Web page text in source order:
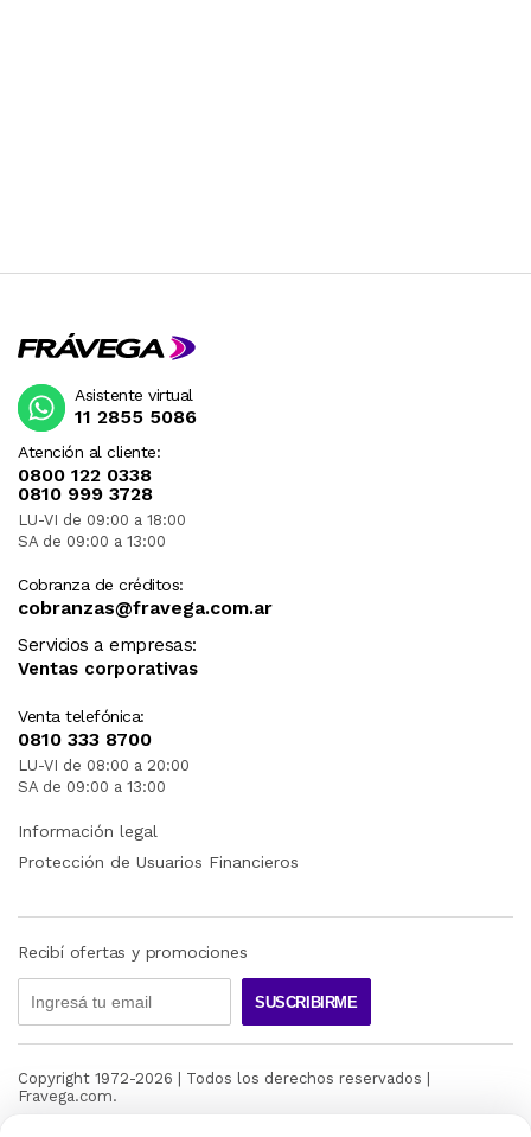
Atención al cliente:
0800 122 0338
0810 999 3728
LU-VI de 09:00 a 18:00
SA de 09:00 a 13:00
Cobranza de créditos:
cobranzas@fravega.com.ar
Servicios a empresas:
Ventas corporativas
Venta telefónica:
0810 333 8700
LU-VI de 08:00 a 20:00
SA de 09:00 a 13:00
Asistente virtual
11 2855 5086
Información legal
Protección de Usuarios Financieros
Recibí ofertas y promociones
SUSCRIBIRME
Copyright 1972-2026 | Todos los derechos reservados |
Fravega.com.